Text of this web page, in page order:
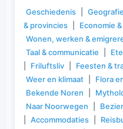
Geschiedenis Geografie
& provincies
Economie
Wonen, werken &
Taal & communicatie
Friluftsliv Feesten &
Weer en klimaat
Flora
Bekende Noren
Naar Noorwegen
Accommodaties